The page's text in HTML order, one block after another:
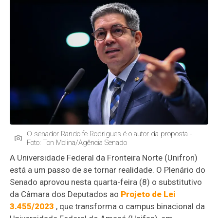
O senador Randolfe Rodrigues é o autor da proposta -
Foto: Ton Molina/Agência Senado
A Universidade Federal da Fronteira Norte (Unifron)
está a um passo de se tornar realidade. O Plenário do
Senado aprovou nesta quarta-feira (8) o substitutivo
da Câmara dos Deputados ao Projeto de Lei
3.455/2023 , que transforma o campus binacional da